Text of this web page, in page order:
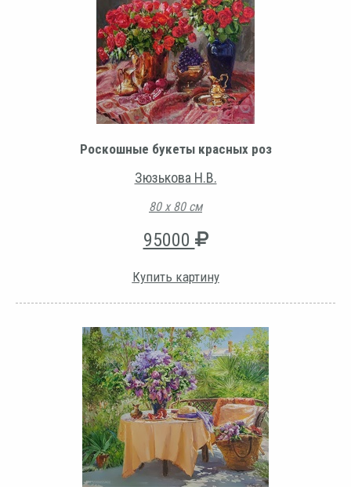
Роскошные букеты красных роз
Зюзькова Н.В.
80 х 80 см
95000
Купить картину